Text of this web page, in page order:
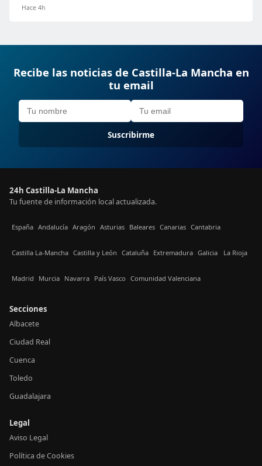
Hace 4h
Recibe las noticias de Castilla-La Mancha en
tu email
Suscribirme
24h Castilla-La Mancha
Tu fuente de información local actualizada.
España Andalucía Aragón Asturias Baleares Canarias Cantabria
Castilla La-Mancha Castilla y León Cataluña Extremadura Galicia La Rioja
Madrid Murcia Navarra País Vasco Comunidad Valenciana
Secciones
Albacete
Ciudad Real
Cuenca
Toledo
Guadalajara
Legal
Aviso Legal
Política de Cookies